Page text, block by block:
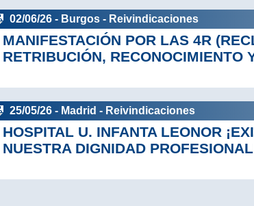
02/06/26 - Burgos - Reivindicaciones
MANIFESTACIÓN POR LAS 4R
RETRIBUCIÓN, RECONOCIMIENTO
25/05/26 - Madrid - Reivindicaciones
HOSPITAL U. INFANTA LEONOR
NUESTRA DIGNIDAD